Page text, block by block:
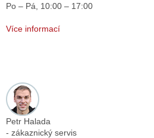
Po – Pá, 10:00 – 17:00
Více informací
Petr Halada
- zákaznický servis